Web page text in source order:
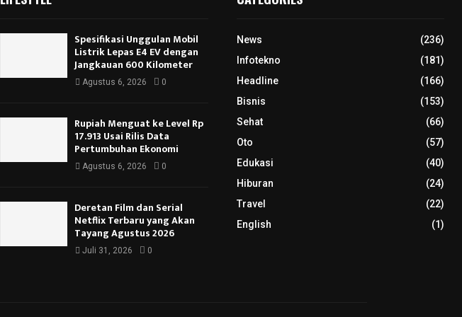
Spesifikasi Unggulan Mobil
Listrik Lepas E4 EV dengan
Jangkauan 600 Kilometer
Agustus 6, 2026 0
Rupiah Menguat ke Level Rp
17.913 Usai Rilis Data
Pertumbuhan Ekonomi
Agustus 6, 2026 0
Deretan Film dan Serial
Netflix Terbaru yang Akan
Tayang Agustus 2026
Juli 31, 2026 0
News
(236)
Infotekno
(181)
Headline
(166)
Bisnis
(153)
Sehat
(66)
Oto
(57)
Edukasi
(40)
Hiburan
(24)
Travel
(22)
English
(1)